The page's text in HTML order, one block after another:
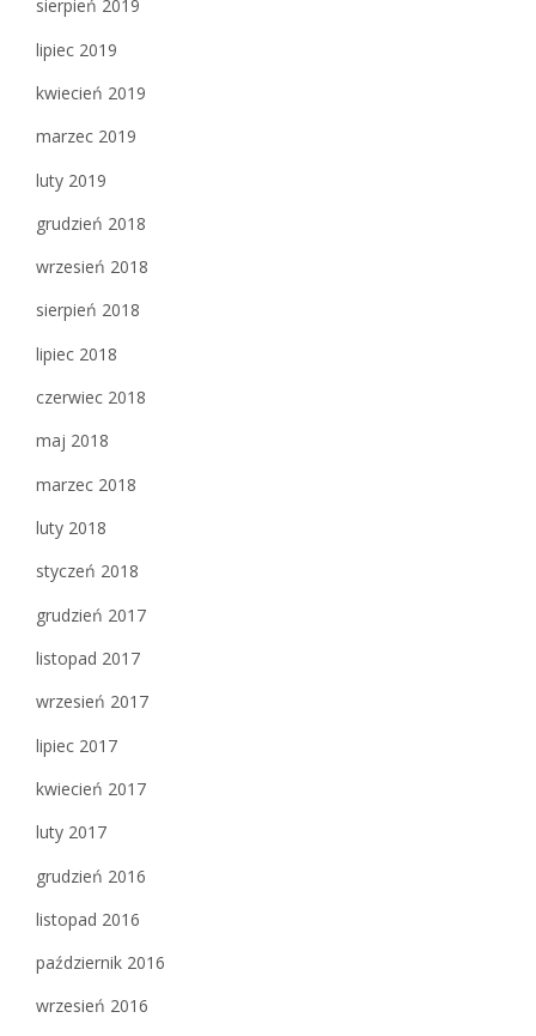
sierpień 2019
lipiec 2019
kwiecień 2019
marzec 2019
luty 2019
grudzień 2018
wrzesień 2018
sierpień 2018
lipiec 2018
czerwiec 2018
maj 2018
marzec 2018
luty 2018
styczeń 2018
grudzień 2017
listopad 2017
wrzesień 2017
lipiec 2017
kwiecień 2017
luty 2017
grudzień 2016
listopad 2016
październik 2016
wrzesień 2016